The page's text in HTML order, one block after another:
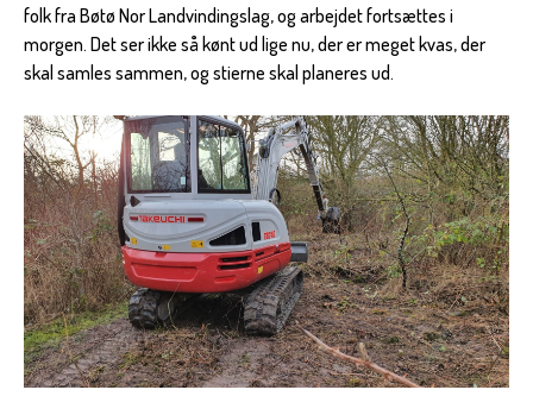
folk fra Bøtø Nor Landvindingslag, og arbejdet fortsættes i
morgen. Det ser ikke så kønt ud lige nu, der er meget kvas, der
skal samles sammen, og stierne skal planeres ud.